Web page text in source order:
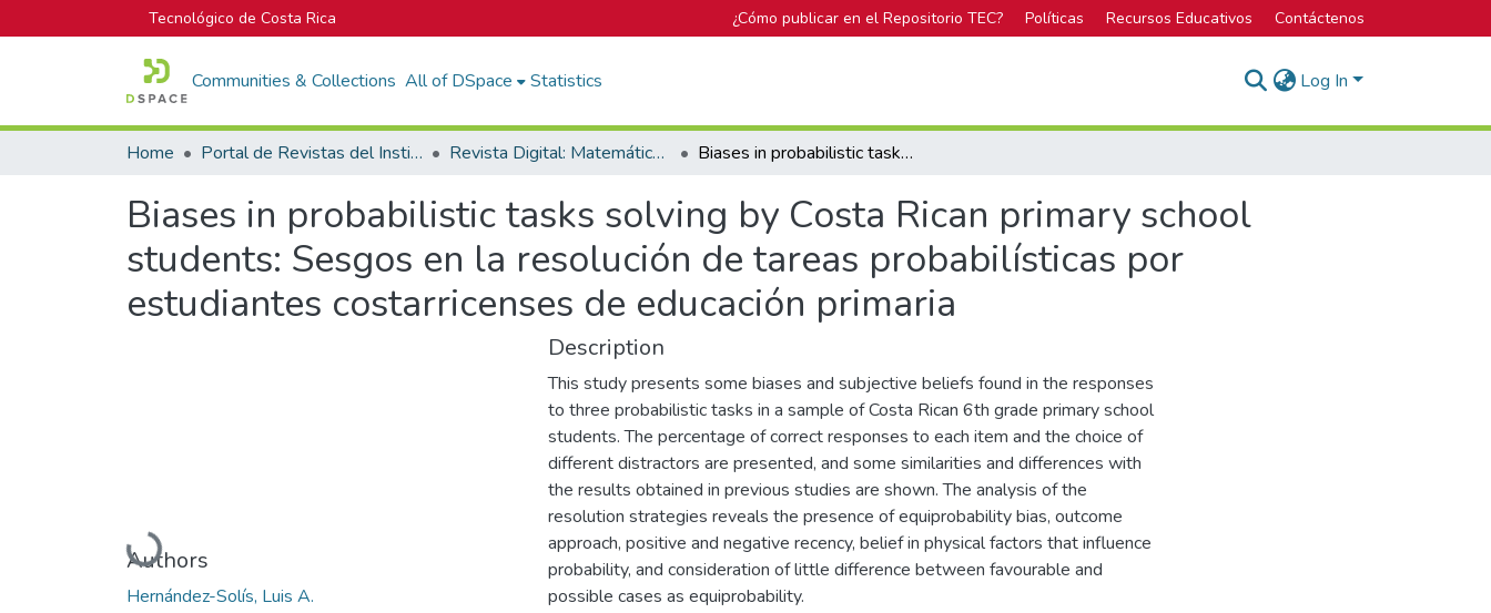
Tecnológico de Costa Rica ¿Cómo publicar en el Repositorio TEC? Políticas Recursos Educativos Contáctenos
Communities & Collections All of DSpace Statistics Log In
Home Portal de Revistas del Instituto Tecnológico de Costa Rica Revista Digital: Matemática, Educación e Internet Biases in probabilistic tasks solving by Costa Rican primary school students: Sesgos en la resolución de tareas probabilísticas por estudiantes costarricenses de educación primaria
Biases in probabilistic tasks solving by Costa Rican primary school
students: Sesgos en la resolución de tareas probabilísticas por
estudiantes costarricenses de educación primaria
Loading...
Authors
Hernández-Solís, Luis A.
Description
This study presents some biases and subjective beliefs found in the responses
to three probabilistic tasks in a sample of Costa Rican 6th grade primary school
students. The percentage of correct responses to each item and the choice of
different distractors are presented, and some similarities and differences with
the results obtained in previous studies are shown. The analysis of the
resolution strategies reveals the presence of equiprobability bias, outcome
approach, positive and negative recency, belief in physical factors that influence
probability, and consideration of little difference between favourable and
possible cases as equiprobability.